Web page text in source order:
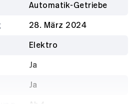
Automatik-Getriebe
28. März 2024
Elektro
Ja
Ja